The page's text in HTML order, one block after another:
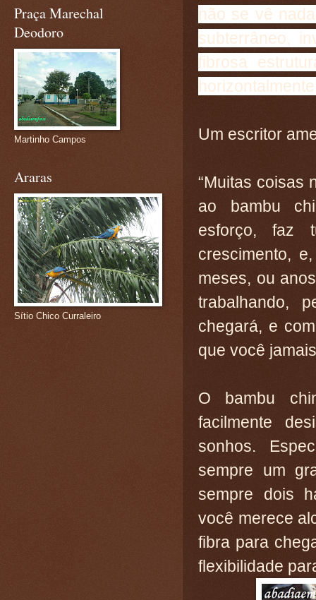
não se vê
subterrâneo,
fibrosa
Um escritor
“Muitas coisas
ao bambu
esforço, faz
crescimento,
meses, ou
trabalhando,
chegará, e
que você
O bambu
facilmente
sonhos.
sempre um
sempre dois
você merece
fibra para
flexibilidade
Praça Marechal
Deodoro
Martinho Campos
Araras
Sítio Chico Curraleiro